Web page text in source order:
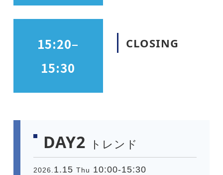
15:20–
15:30
CLOSING
DAY2 トレンド
2026. 1.15 Thu 10:00-15:30